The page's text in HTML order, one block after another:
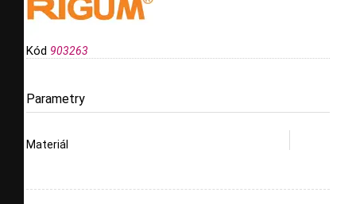
Kód 903263
Parametry
Materiál